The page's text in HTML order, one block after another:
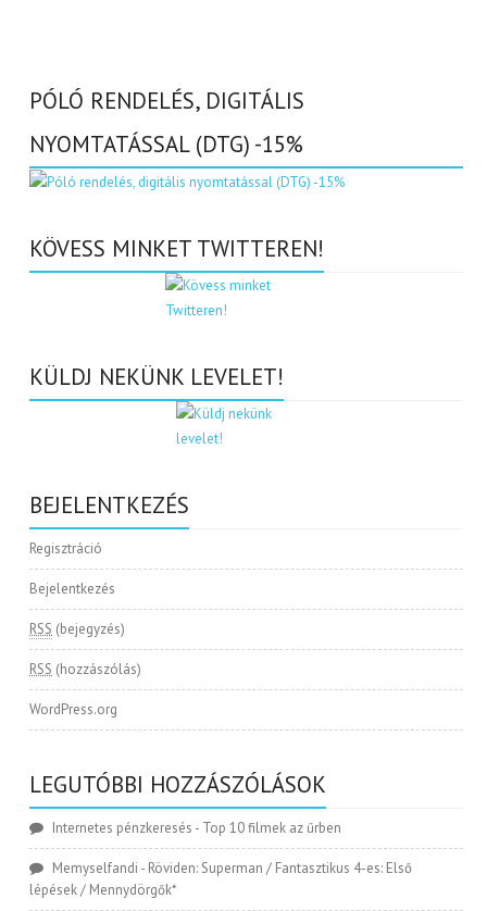
PÓLÓ RENDELÉS, DIGITÁLIS
NYOMTATÁSSAL (DTG) -15%
KÖVESS MINKET TWITTEREN!
KÜLDJ NEKÜNK LEVELET!
BEJELENTKEZÉS
Regisztráció
Bejelentkezés
RSS (bejegyzés)
RSS (hozzászólás)
WordPress.org
LEGUTÓBBI HOZZÁSZÓLÁSOK
Internetes pénzkeresés - Top 10 filmek az űrben
Memyselfandi - Röviden: Superman / Fantasztikus 4-es: Első
lépések / Mennydörgők*